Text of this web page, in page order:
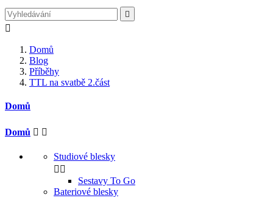


Domů
Blog
Příběhy
TTL na svatbě 2.část
Domů
Domů  
Studiové blesky
 
Sestavy To Go
Bateriové blesky